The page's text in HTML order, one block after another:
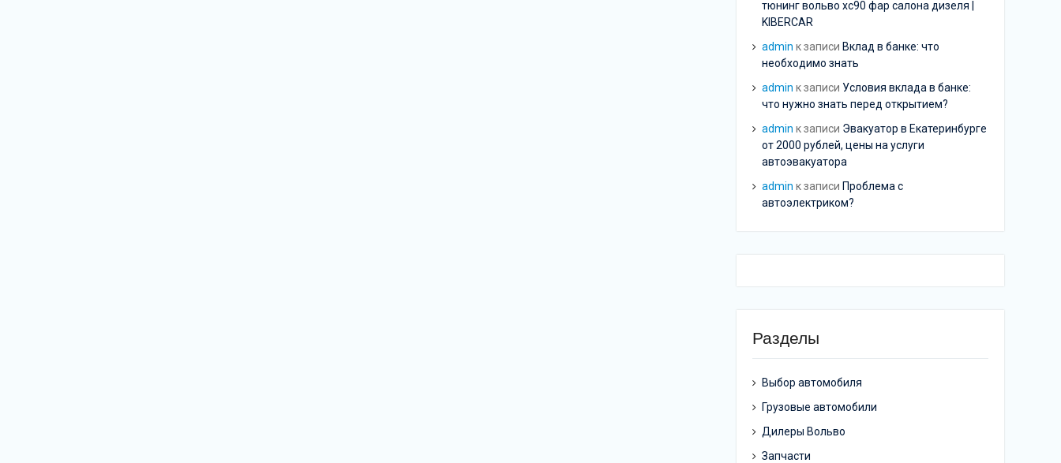
тюнинг вольво хс90 фар салона дизеля |
KIBERCAR
admin к записи Вклад в банке: что
необходимо знать
admin к записи Условия вклада в банке:
что нужно знать перед открытием?
admin к записи Эвакуатор в Екатеринбурге
от 2000 рублей, цены на услуги
автоэвакуатора
admin к записи Проблема с
автоэлектриком?
Разделы
Выбор автомобиля
Грузовые автомобили
Дилеры Вольво
Запчасти